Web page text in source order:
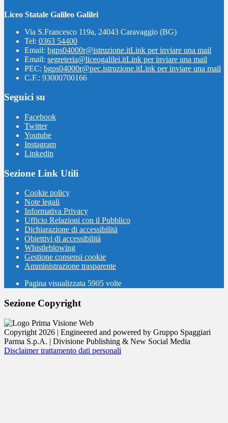
Liceo Statale Galileo Galilei
Via S.Francesco 119a, 24043 Caravaggio (BG)
Tel: 0363 54400
Email: bgps04000r@istruzione.itLink per inviare una mail
Email: segreteria@liceogalilei.itLink per inviare una mail
PEC: bgps04000r@pec.istruzione.itLink per inviare una mail
C.F.: 93000700166
Seguici su
Facebook
Twitter
Youtube
Instagram
Linkedin
Sezione Link Utili
Cookie policy
Note legali
Informativa Privacy
Ufficio Relazioni con il Pubblico
Dichiarazione di accessibilità
Obiettivi di accessibilità
Whistleblowing
Gestione consensi cookie
Amministrazione trasparente
Pagina visualizzata 5905 volte
Sezione Copyright
Copyright 2026 | Engineered and powered by Gruppo Spaggiari
Parma S.p.A. | Divisione Publishing & New Social Media
Disclaimer trattamento dati personali